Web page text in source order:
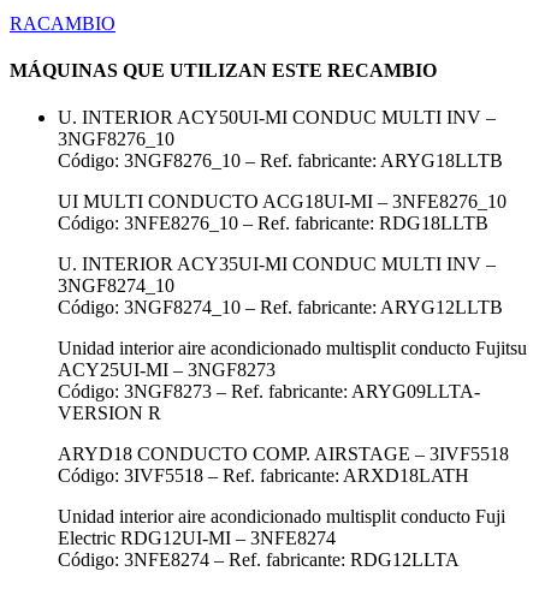
RACAMBIO
MÁQUINAS QUE UTILIZAN ESTE RECAMBIO
U. INTERIOR ACY50UI-MI CONDUC MULTI INV –
3NGF8276_10
Código: 3NGF8276_10 – Ref. fabricante: ARYG18LLTB
UI MULTI CONDUCTO ACG18UI-MI – 3NFE8276_10
Código: 3NFE8276_10 – Ref. fabricante: RDG18LLTB
U. INTERIOR ACY35UI-MI CONDUC MULTI INV –
3NGF8274_10
Código: 3NGF8274_10 – Ref. fabricante: ARYG12LLTB
Unidad interior aire acondicionado multisplit conducto Fujitsu
ACY25UI-MI – 3NGF8273
Código: 3NGF8273 – Ref. fabricante: ARYG09LLTA-
VERSION R
ARYD18 CONDUCTO COMP. AIRSTAGE – 3IVF5518
Código: 3IVF5518 – Ref. fabricante: ARXD18LATH
Unidad interior aire acondicionado multisplit conducto Fuji
Electric RDG12UI-MI – 3NFE8274
Código: 3NFE8274 – Ref. fabricante: RDG12LLTA